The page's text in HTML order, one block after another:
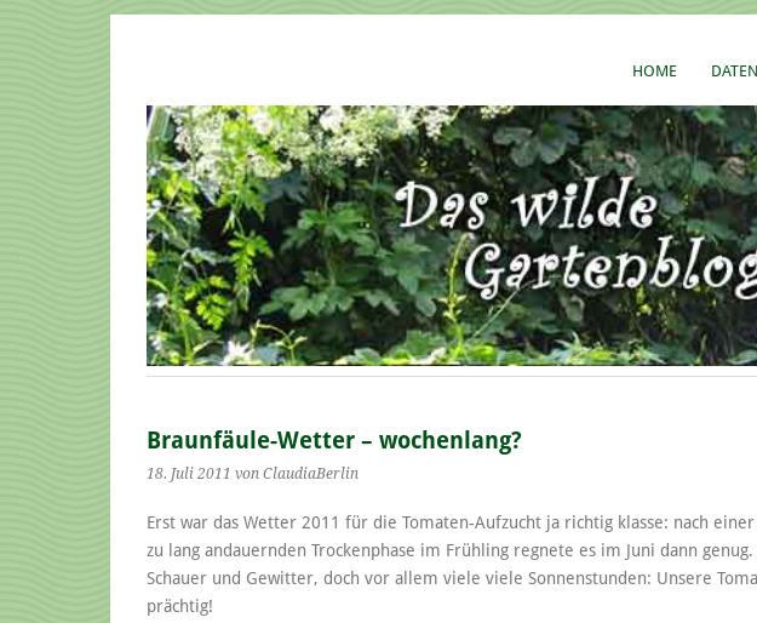
HOME
Braunfäule-Wetter – wochenlang?
18. Juli 2011 von ClaudiaBerlin
Erst war das Wetter 2011 für die Tomaten-Aufzucht ja richtig klasse: nach
zu lang andauernden Trockenphase im Frühling regnete es im Juni dann genug.
Schauer und Gewitter, doch vor allem viele viele Sonnenstunden: Unsere
prächtig!